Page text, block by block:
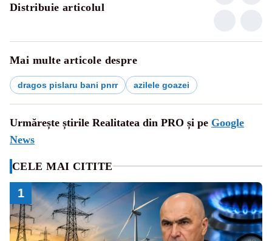
Distribuie articolul
Mai multe articole despre
dragos pislaru bani pnrr azilele goazei
Urmărește știrile Realitatea din PRO și pe Google
News
CELE MAI CITITE
1